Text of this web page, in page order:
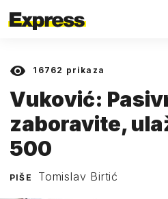
16762 prikaza
Vuković:
zaboravite,
500
PIŠE Tomislav Birtić